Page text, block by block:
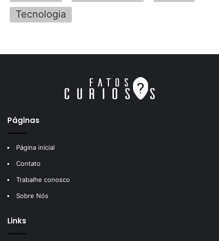
Tecnologia
Páginas
Página inicial
Contato
Trabalhe conosco
Sobre Nós
Links